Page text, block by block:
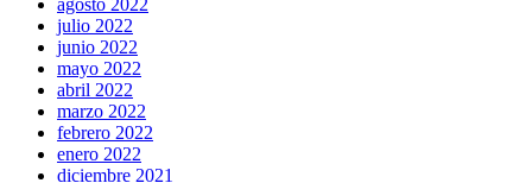
julio 2022
junio 2022
mayo 2022
abril 2022
marzo 2022
febrero 2022
enero 2022
diciembre 2021